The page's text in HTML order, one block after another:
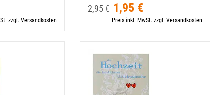
zzgl. Versandkosten
2,95 € 1,95 €
Preis inkl. MwSt. zzgl. Versandkosten